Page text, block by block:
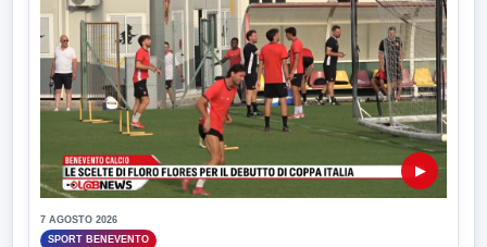
▶
7 AGOSTO 2026
SPORT BENEVENTO